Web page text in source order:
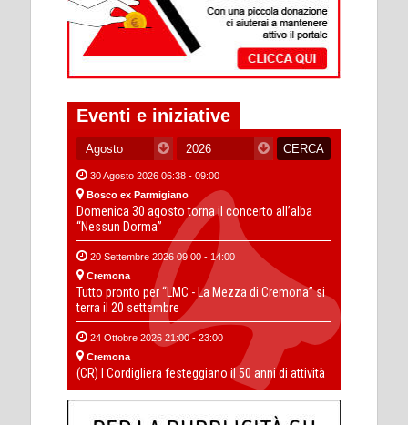
Eventi e iniziative
30 Agosto 2026 06:38 - 09:00
Bosco ex Parmigiano
Domenica 30 agosto torna il concerto all’alba
“Nessun Dorma”
20 Settembre 2026 09:00 - 14:00
Cremona
Tutto pronto per “LMC - La Mezza di Cremona” si
terra il 20 settembre
24 Ottobre 2026 21:00 - 23:00
Cremona
(CR) I Cordigliera festeggiano il 50 anni di attività